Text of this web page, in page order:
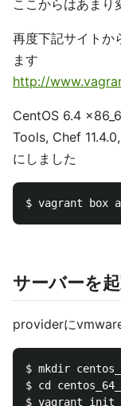
ここからはあまり
再度下記サイトか
ます
http://
CentOS 6.4
Tools, Chef
にしました
サーバーを
providerに
$ mkdir
$ cd
$ vagrant init